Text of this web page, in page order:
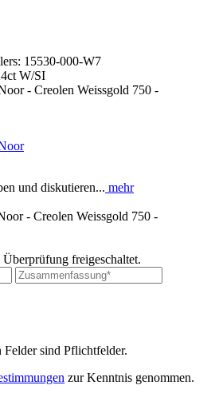
15530-000-W7
W/SI
- Creolen Weissgold 750 -
und diskutieren... mehr
- Creolen Weissgold 750 -
freigeschaltet.
sind Pflichtfelder.
zur Kenntnis genommen.